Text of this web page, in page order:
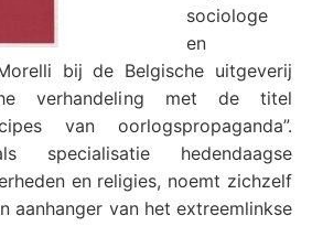
sociologe
en
bij de Belgische uitgeverij
verhandeling met de titel
van oorlogspropaganda”.
specialisatie hedendaagse
en religies, noemt zichzelf
aanhanger van het extreemlinkse